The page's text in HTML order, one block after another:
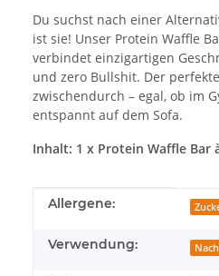
Du suchst nach einer
ist sie! Unser Protein Waffle
verbindet einzigartigen
und zero Bullshit. Der
zwischendurch – egal, ob im
entspannt auf dem Sofa.
Inhalt: 1 x Protein Waffle Bar
Produkteigenschaft
Wert
Allergene:
Verwendung: Nach